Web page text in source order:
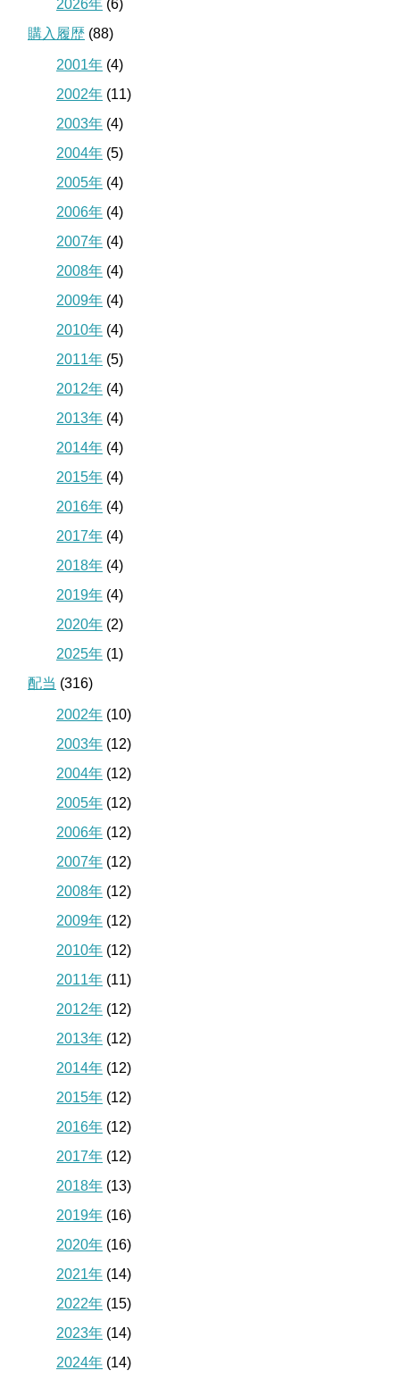
2026年 (6)
購入履歴 (88)
2001年 (4)
2002年 (11)
2003年 (4)
2004年 (5)
2005年 (4)
2006年 (4)
2007年 (4)
2008年 (4)
2009年 (4)
2010年 (4)
2011年 (5)
2012年 (4)
2013年 (4)
2014年 (4)
2015年 (4)
2016年 (4)
2017年 (4)
2018年 (4)
2019年 (4)
2020年 (2)
2025年 (1)
配当 (316)
2002年 (10)
2003年 (12)
2004年 (12)
2005年 (12)
2006年 (12)
2007年 (12)
2008年 (12)
2009年 (12)
2010年 (12)
2011年 (11)
2012年 (12)
2013年 (12)
2014年 (12)
2015年 (12)
2016年 (12)
2017年 (12)
2018年 (13)
2019年 (16)
2020年 (16)
2021年 (14)
2022年 (15)
2023年 (14)
2024年 (14)